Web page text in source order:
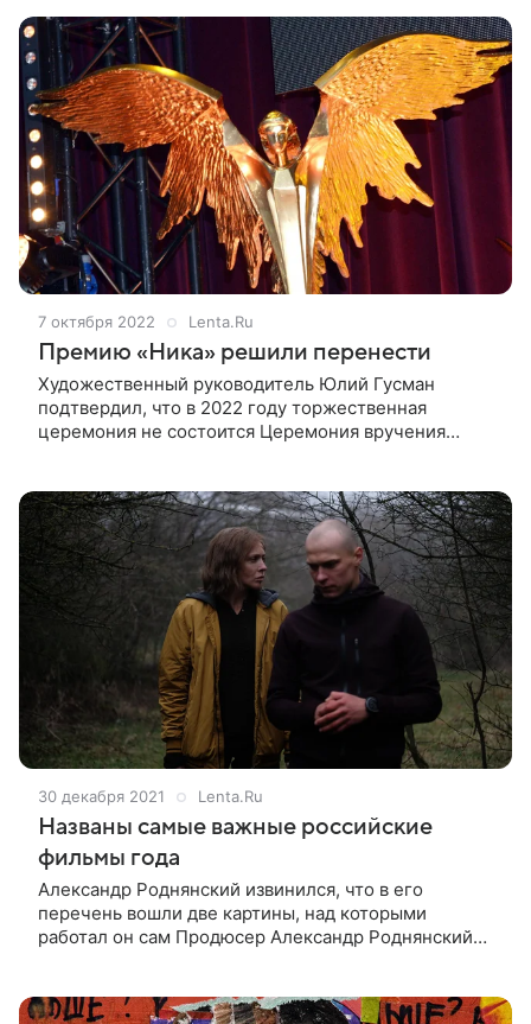
7 октября 2022 Lenta.Ru
Премию «Ника» решили перенести
Художественный руководитель Юлий Гусман
подтвердил, что в 2022 году торжественная
церемония не состоится Церемония вручения
30 декабря 2021 Lenta.Ru
Названы самые важные российские
фильмы года
Александр Роднянский извинился, что в его
перечень вошли две картины, над которыми
работал он сам Продюсер Александр Роднянский